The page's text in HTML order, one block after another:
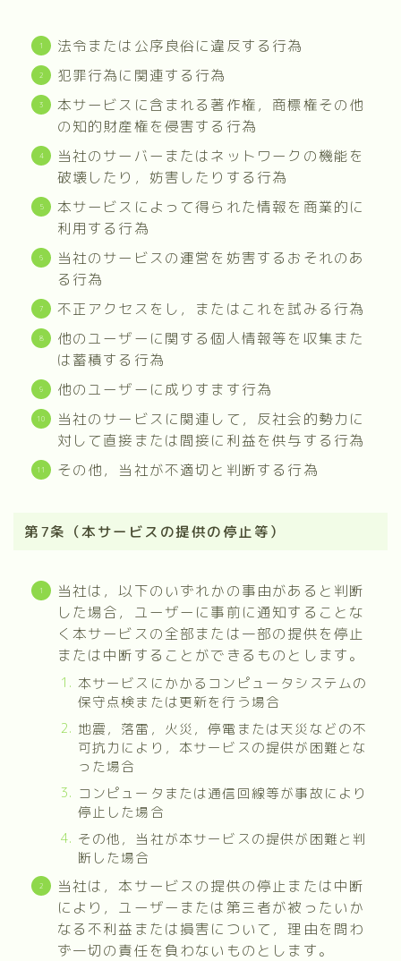
法令または公序良俗に違反する行為
犯罪行為に関連する行為
本サービスに含まれる著作権，商標権その他
の知的財産権を侵害する行為
当社のサーバーまたはネットワークの機能を
破壊したり，妨害したりする行為
本サービスによって得られた情報を商業的に
利用する行為
当社のサービスの運営を妨害するおそれのあ
る行為
不正アクセスをし，またはこれを試みる行為
他のユーザーに関する個人情報等を収集また
は蓄積する行為
他のユーザーに成りすます行為
当社のサービスに関連して，反社会的勢力に
対して直接または間接に利益を供与する行為
その他，当社が不適切と判断する行為
第7条（本サービスの提供の停止等）
当社は，以下のいずれかの事由があると判断
した場合，ユーザーに事前に通知することな
く本サービスの全部または一部の提供を停止
または中断することができるものとします。
本サービスにかかるコンピュータシステムの
保守点検または更新を行う場合
地震，落雷，火災，停電または天災などの不
可抗力により，本サービスの提供が困難とな
った場合
コンピュータまたは通信回線等が事故により
停止した場合
その他，当社が本サービスの提供が困難と判
断した場合
当社は，本サービスの提供の停止または中断
により，ユーザーまたは第三者が被ったいか
なる不利益または損害について，理由を問わ
ず一切の責任を負わないものとします。